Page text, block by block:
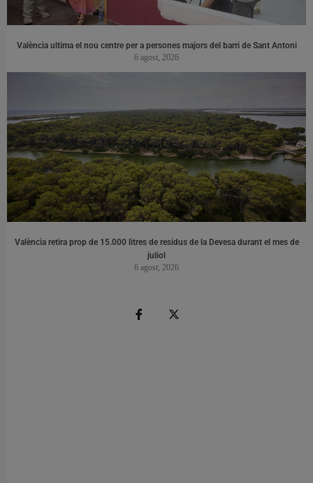
València ultima el nou centre per a persones majors del barri de Sant Antoni
6 agost, 2026
València retira prop de 15.000 litres de residus de la Devesa durant el mes de
juliol
6 agost, 2026